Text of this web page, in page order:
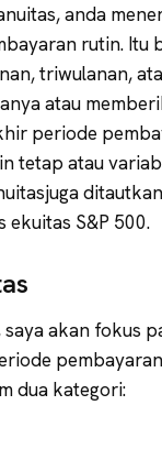
anda
rutin. Itu
triwulanan,
atau
periode
tetap atau
ekuitas S&P 500.
akan fokus
dua kategori: